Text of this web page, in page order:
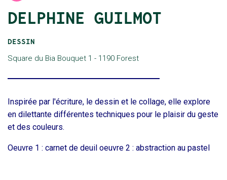
DELPHINE GUILMOT
DESSIN
Square du Bia Bouquet 1
Inspirée par l'écriture, le dessin et le collage, elle explore
en dilettante différentes techniques pour le plaisir du geste
et des couleurs.
Oeuvre 1 : carnet de deuil oeuvre 2 : abstraction au pastel